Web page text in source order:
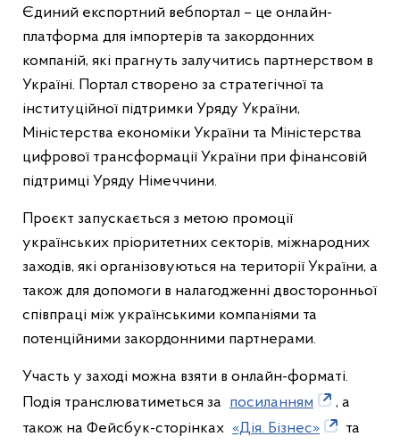
Єдиний експортний вебпортал – це онлайн-
платформа для імпортерів та закордонних
компаній, які прагнуть залучитись партнерством в
Україні. Портал створено за стратегічної та
інституційної підтримки Уряду України,
Міністерства економіки України та Міністерства
цифрової трансформації України при фінансовій
підтримці Уряду Німеччини.
Проєкт запускається з метою промоції
українських пріоритетних секторів, міжнародних
заходів, які організовуються на території України, а
також для допомоги в налагодженні двосторонньої
співпраці між українськими компаніями та
потенційними закордонними партнерами.
Участь у заході можна взяти в онлайн-форматі.
Подія транслюватиметься за посиланням
, а
також на Фейсбук-сторінках «Дія. Бізнес»
та